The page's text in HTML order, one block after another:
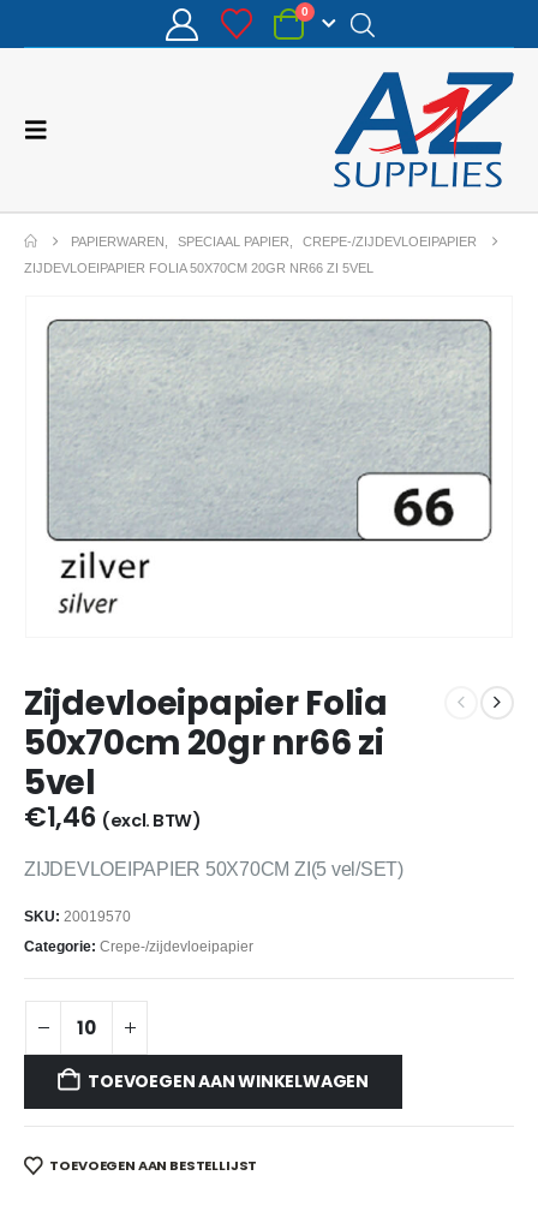
0
PAPIERWAREN SPECIAAL PAPIER
CREPE-/ZIJDEVLOEIPAPIER
ZIJDEVLOEIPAPIER FOLIA 50X70CM 20GR NR66 ZI 5VEL
Zijdevloeipapier Folia
50x70cm 20gr nr66 zi
5vel
€1,46 (excl. BTW)
ZIJDEVLOEIPAPIER 50X70CM ZI(5 vel/SET)
SKU: 20019570
Categorie: Crepe-/zijdevloeipapier
TOEVOEGEN AAN WINKELWAGEN
TOEVOEGEN AAN BESTELLIJST